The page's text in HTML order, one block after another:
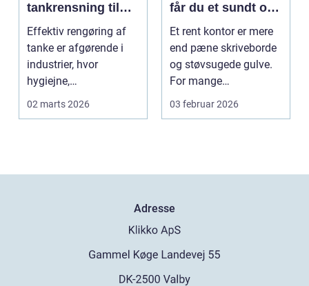
tankrensning til
krævende
industrier
Effektiv rengøring af
tanke er afgørende i
industrier, hvor
hygiejne,
driftssikkerhed ...
02 marts 2026
får du et sundt og
præsentabelt
arbejdsmiljø
Et rent kontor er mere
end pæne skriveborde
og støvsugede gulve.
For mange
virksomheder i
03 februar 2026
Adresse